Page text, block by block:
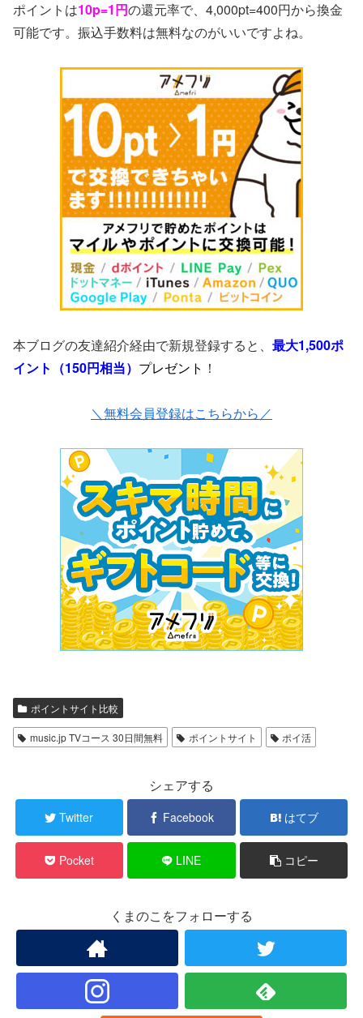
ポイントは10p=1円の還元率で、4,000pt=400円から換金
可能です。振込手数料は無料なのがいいですよね。
本ブログの友達紹介経由で新規登録すると、 最大1,500ポ
イント（150円相当） プレゼント ！
＼無料会員登録はこちらから／
ポイントサイト比較
music.jp TVコース 30日間無料 ポイントサイト ポイ活
シェアする
Twitter Facebook はてブ
Pocket LINE コピー
くまのこをフォローする